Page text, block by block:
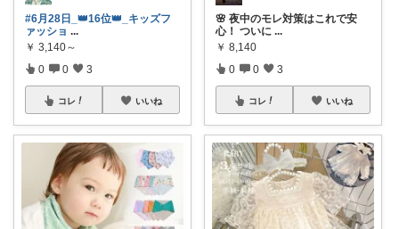
#6月28日_👑16位👑_キッズフ
ァッショ ...
￥ 3,140～
0 0 3
コレ いいね
🌸 夜中のモレ対策はこれで安
心！ ついに ...
￥ 8,140
0 0 3
コレ いいね